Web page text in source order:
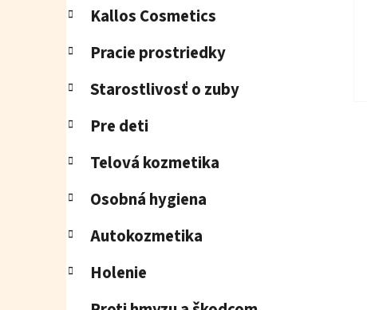
Kallos Cosmetics
Pracie prostriedky
Starostlivosť o zuby
Pre deti
Telová kozmetika
Osobná hygiena
Autokozmetika
Holenie